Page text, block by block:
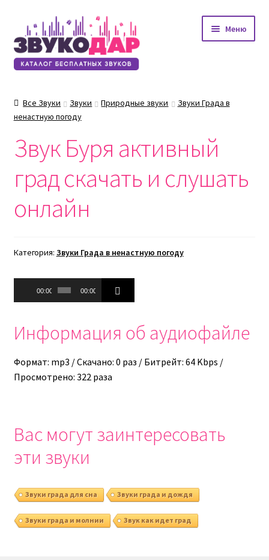
Перейти
к
навигации
Перейти
к
содержимому
Меню
Все Звуки Звуки Природные звуки
Звуки Града в
ненастную погоду
Звук Буря активный
град скачать и слушать
онлайн
Категория: Звуки Града в ненастную погоду
Аудиоплеер
00:00 00:00
Информация об аудиофайле
Формат: mp3 / Скачано: 0 раз / Битрейт: 64 Kbps /
Просмотрено: 322 раза
Вас могут заинтересовать
эти звуки
Звуки града для сна Звуки града и дождя
Звуки града и молнии Звук как идет град